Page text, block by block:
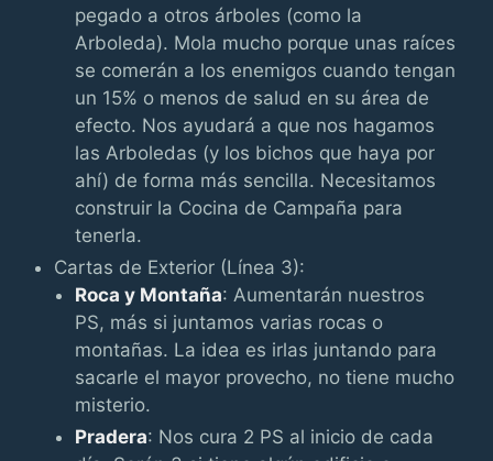
pegado a otros árboles (como la
Arboleda). Mola mucho porque unas raíces
se comerán a los enemigos cuando tengan
un 15% o menos de salud en su área de
efecto. Nos ayudará a que nos hagamos
las Arboledas (y los bichos que haya por
ahí) de forma más sencilla. Necesitamos
construir la Cocina de Campaña para
tenerla.
Cartas de Exterior (Línea 3):
Roca y Montaña: Aumentarán nuestros
PS, más si juntamos varias rocas o
montañas. La idea es irlas juntando para
sacarle el mayor provecho, no tiene mucho
misterio.
Pradera: Nos cura 2 PS al inicio de cada